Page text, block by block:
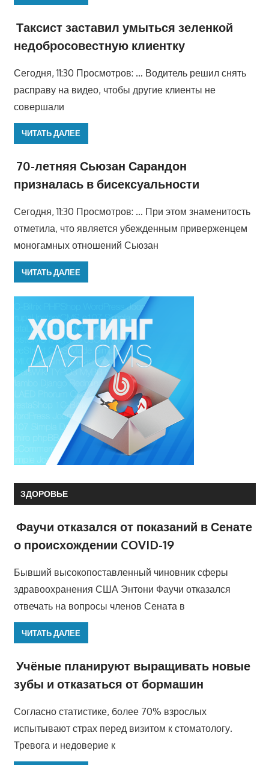
Таксист заставил умыться зеленкой
недобросовестную клиентку
Сегодня, 11:30 Просмотров: … Водитель решил снять
расправу на видео, чтобы другие клиенты не
совершали
ЧИТАТЬ ДАЛЕЕ
70-летняя Сьюзан Сарандон
призналась в бисексуальности
Сегодня, 11:30 Просмотров: … При этом знаменитость
отметила, что является убежденным приверженцем
моногамных отношений Сьюзан
ЧИТАТЬ ДАЛЕЕ
ЗДОРОВЬЕ
Фаучи отказался от показаний в Сенате
о происхождении COVID-19
Бывший высокопоставленный чиновник сферы
здравоохранения США Энтони Фаучи отказался
отвечать на вопросы членов Сената в
ЧИТАТЬ ДАЛЕЕ
Учёные планируют выращивать новые
зубы и отказаться от бормашин
Согласно статистике, более 70% взрослых
испытывают страх перед визитом к стоматологу.
Тревога и недоверие к